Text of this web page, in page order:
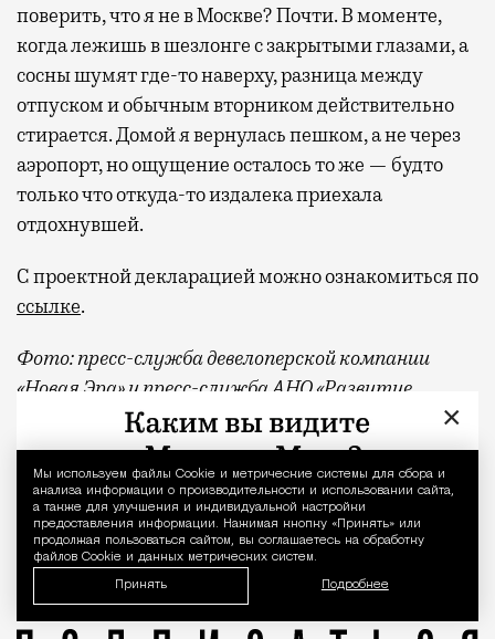
Уведомление
Мы используем файлы Сookie и метрические системы для сбора и
анализа информации о производительности и использовании сайта,
а также для улучшения и индивидуальной настройки
предоставления информации. Нажимая кнопку «Принять» или
продолжая пользоваться сайтом, вы соглашаетесь на обработку
файлов Cookie и данных метрических систем.
Принять Подробнее
поверить, что я не в Москве? Почти. В моменте,
когда лежишь в шезлонге с закрытыми глазами, а
сосны шумят где-то наверху, разница между
отпуском и обычным вторником действительно
стирается. Домой я вернулась пешком, а не через
аэропорт, но ощущение осталось то же — будто
только что откуда-то издалека приехала
отдохнувшей.
С проектной декларацией можно ознакомиться по
ссылке.
Фото:пресс-служба девелоперской компании
«Новая Эра» и пресс-служба АНО «Развитие
Отпуск в этом году у меня кочует: сначала
Реклама
квартал «КОД Сокольники»
×